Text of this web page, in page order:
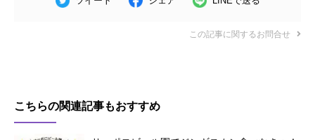
この記事に関するお問合せ
こちらの関連記事もおすすめ